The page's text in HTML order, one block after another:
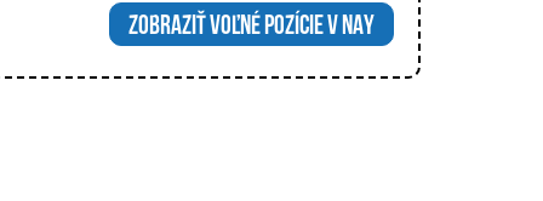
ZOBRAZIŤ VOĽNÉ POZÍCIE V NAY